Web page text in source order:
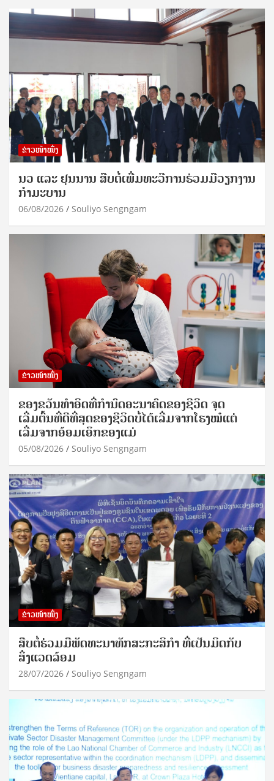
ຂ່າວໜ້າໜຶ່ງ
ນວ ແລະ ຢຸນນານ ສືບຕໍ່ເພີ່ມທະວີການຮ່ວມມືວຽກງານ
ກຳມະບານ
06/08/2026 Souliyo Sengngam
ຂ່າວໜ້າໜຶ່ງ
ຂອງຂວັນທໍາອິດທີ່ກໍານົດອະນາຄົດຂອງຊີວິດ ຈຸດ
ເລີ່ມຕົ້ນທີ່ດີທີ່ສຸດຂອງຊີວິດບໍ່ໄດ້ເລີ່ມຈາກໂຮງໝໍແຕ່
ເລີ່ມຈາກອ້ອມເອິກຂອງແມ່
05/08/2026 Souliyo Sengngam
ຂ່າວໜ້າໜຶ່ງ
ສືບຕໍ່ຮ່ວມມືພັດທະນາທັກສະກະສິກຳ ທີ່ເປັນມິດກັບ
ສິ່ງແວດລ້ອມ
28/07/2026 Souliyo Sengngam